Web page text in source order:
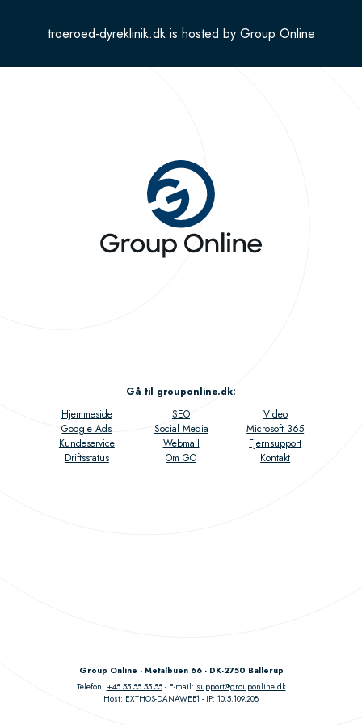
troeroed-dyreklinik.dk is hosted by Group Online
Gå til grouponline.dk:
Hjemmeside
SEO
Video
Google Ads
Social Media
Microsoft 365
Kundeservice
Webmail
Fjernsupport
Driftsstatus
Om GO Kontakt
Group Online - Metalbuen 66 - DK-2750 Ballerup
Telefon: +45 55 55 55 55 E-mail: support@grouponline.dk
Host: EXTHOS-DANAWEB1
IP: 10.5.109.208